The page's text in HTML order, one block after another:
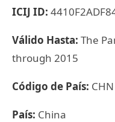
ICIJ ID:
Válido Hasta: The
through 2015
Código de País: CHN
País: China